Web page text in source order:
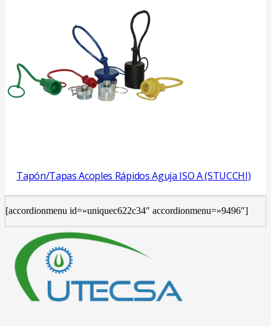
Tapón/Tapas Acoples Rápidos Aguja ISO A (STUCCHI)
[accordionmenu id=»uniquec622c34″ accordionmenu=»9496″]